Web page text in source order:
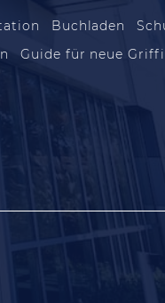
Buchladen
Guide für neue